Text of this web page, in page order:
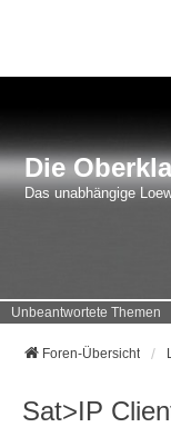
Die
Das unabhängige
Unbeantwortete Themen
Foren-Übersicht
Sat>IP